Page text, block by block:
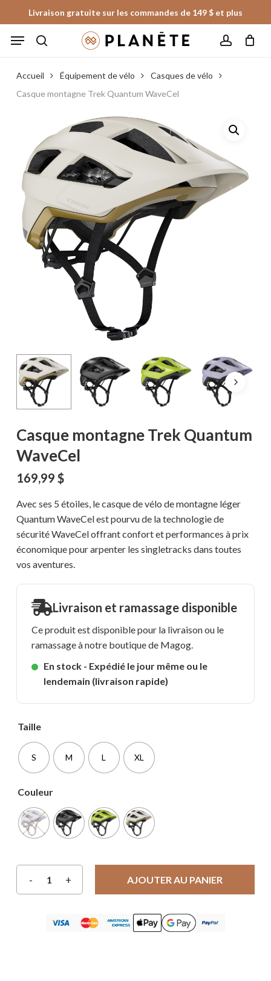
to
main
Livraison gratuite sur les commandes de 149 $ et plus
Menu
Fermer
le
panier
Accueil Équipement de vélo
Casques de vélo
Casque montagne Trek Quantum WaveCel
Casque montagne Trek Quantum
WaveCel
169,99 $
Avec ses 5 étoiles, le casque de vélo de montagne léger
Quantum WaveCel est pourvu de la technologie de
sécurité WaveCel offrant confort et performances à prix
économique pour arpenter les singletracks dans toutes
vos aventures.
Livraison et ramassage disponible
Ce produit est disponible pour la livraison ou le
ramassage à notre boutique de Magog.
En stock - Expédié le jour même ou le
lendemain (livraison rapide)
Taille
S M L XL
Couleur
AJOUTER AU PANIER